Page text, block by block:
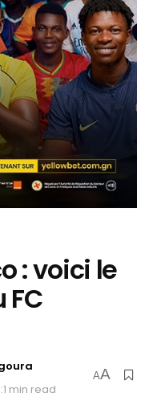
: voici le
min read
AA